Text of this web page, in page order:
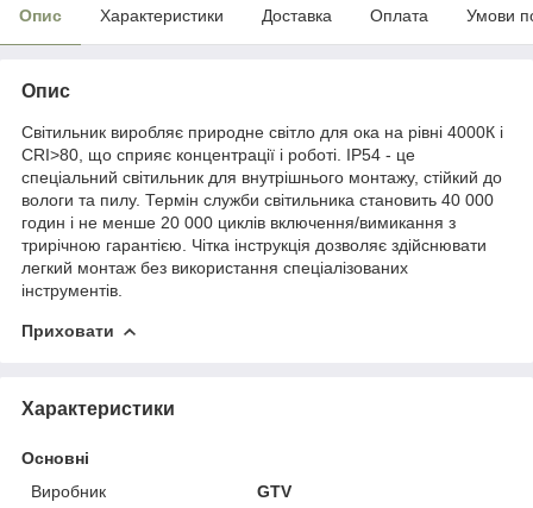
Опис Характеристики Доставка Оплата Умови
Опис
Світильник виробляє природне світло для ока на рівні 4000К і
CRI>80, що сприяє концентрації і роботі. IP54 - це
спеціальний світильник для внутрішнього монтажу, стійкий до
вологи та пилу. Термін служби світильника становить 40 000
годин і не менше 20 000 циклів включення/вимикання з
трирічною гарантією. Чітка інструкція дозволяє здійснювати
легкий монтаж без використання спеціалізованих
інструментів.
Приховати
Характеристики
Основні
Виробник
GTV